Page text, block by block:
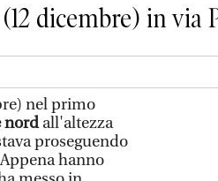
dicembre) in via
nel primo
nordall'altezza
proseguendo
hanno